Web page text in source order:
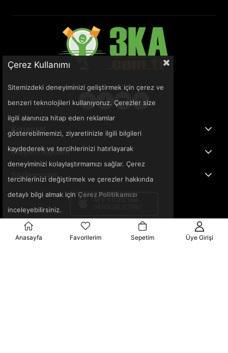
Kurumsal
Müşteri İlişkileri
Sözleşmeler
Çerez Kullanımı
Sitemizdeki deneyiminizi geliştirmek için çerez ve
benzeri teknolojileri kullanıyoruz. Çerezler size
ilgili alanınıza hitap eden reklamlar
gösterebilmemizi, ziyaretinizle ilgili bilgileri
kaydederek ve tercihlerinizi hatırlayarak
deneyiminizi kolaylaştırmamızı sağlar. Çerez
tercihlerinizi değiştirmek ve çerezler hakkında
detaylı bilgi almak için Çerez Politikamızı
inceleyebilirsiniz.
Anasayfa Favorilerim Sepetim Üye Girişi